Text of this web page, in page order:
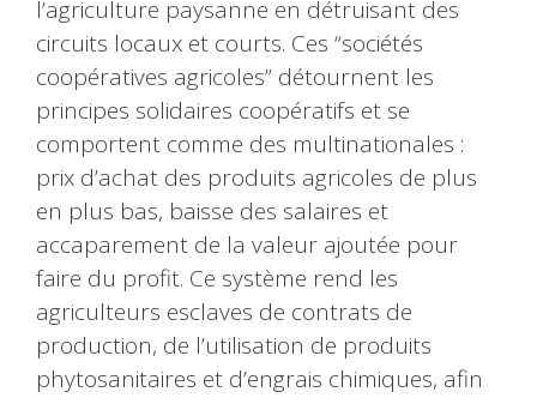
l’agriculture paysanne en détruisant des
circuits locaux et courts. Ces “sociétés
coopératives agricoles” détournent les
principes solidaires coopératifs et se
comportent comme des multinationales :
prix d’achat des produits agricoles de plus
en plus bas, baisse des salaires et
accaparement de la valeur ajoutée pour
faire du profit. Ce système rend les
agriculteurs esclaves de contrats de
production, de l’utilisation de produits
phytosanitaires et d’engrais chimiques, afin